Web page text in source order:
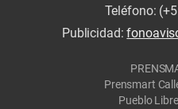
Teléfono:
Publicidad:
Prensmart
Pueblo